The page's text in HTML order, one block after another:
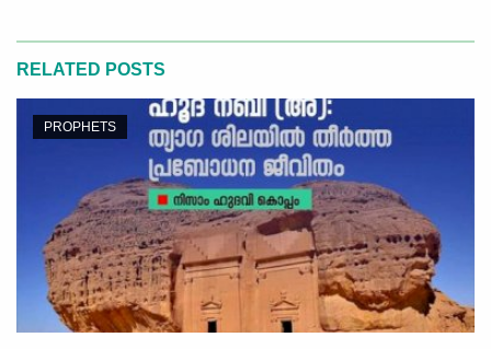
RELATED POSTS
PROPHETS